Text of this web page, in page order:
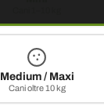
Medium / Maxi
Cani oltre 10 kg